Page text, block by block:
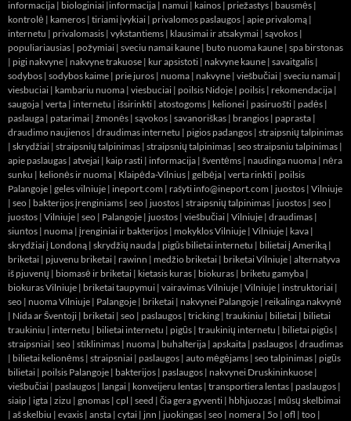
informacija | biologiniai |informacija | namui | kainos | priežastys | bausmės |
kontrolė | kameros | tiriami įvykiai | privalomos paslaugos | apie privalomą |
internetu | privalomasis | vykstantiems | klausimai ir atsakymai | sąvokos |
populiariausias | požymiai | sveciu namai kaune | buto nuoma kaune | spa birstonas
| pigi nakvyne | nakvyne trakuose | kur apsistoti | nakvyne kaune | savaitgalis |
sodybos | sodybos kaime | prie juros | nuoma | nakvyne | viešbučiai | sveciu namai |
viesbuciai | kambariu nuoma | viesbuciai | poilsis Nidoje | poilsis | rekomendacija |
saugoja | verta | internetu | išsirinkti | atostogoms | kelionei | pasiruošti | padės |
paslauga | patarimai | žmonės | sąvokos | savanoriškas | brangios | paprasta |
draudimo naujienos | draudimas internetu | pigios padangos | straipsnių talpinimas
| skrydžiai | straipsnių talpinimas | straipsnių talpinimas | seo straipsniu talpinimas |
apie paslaugas | atvejai | kaip rasti | informacija | šventėms | naudinga nuoma | nėra
sunku | kelionės ir nuoma | Klaipėda-Vilnius | gelbėja | verta rinkti | poilsis
Palangoje | geles vilniuje | ineport.com | rašyti info@ineport.com | juostos | Vilniuje
| seo | bakterijos įrenginiams | seo | juostos | straipsnių talpinimas | juostos | seo |
juostos | Vilniuje | seo | Palangoje | juostos | viešbučiai | Vilniuje | draudimas |
siuntos | nuoma | įrenginiai ir bakterijos | mokyklos Vilniuje | Vilniuje | kava |
skrydžiai į Londoną | skrydžių nauda | pigūs bilietai internetu | bilietai į Ameriką |
briketai | pjuvenu briketai | rawinn | medžio briketai | briketai Vilniuje | alternatyva
iš pjuvenų | biomasė ir briketai | kietasis kuras | biokuras | briketu gamyba |
biokuras Vilniuje | briketai taupymui | vairavimas Vilniuje | Vilniuje | instruktoriai |
seo | nuoma Vilniuje | Palangoje | briketai | nakvynei Palangoje | reikalinga nakvynė
| Nida ar Šventoji | briketai | seo | paslaugos | tricking | traukiniu | bilietai | bilietai
traukiniu | internetu | bilietai internetu | pigūs | traukinių internetu | bilietai pigūs |
straipsniai | seo | stiklinimas | nuoma | buhalterija | apskaita | paslaugos | draudimas
| bilietai kelionėms | straipsniai | paslaugos | auto mėgėjams | seo talpinimas | pigūs
bilietai | poilsis Palangoje | bakterijos | paslaugos | nakvynei Druskininkuose |
viešbučiai | paslaugos | langai | konveijeru lentas | transportiera lentas | paslaugos |
siaip | igta | zizu | gnomas | cpl | seed | čia gera gyventi | hbhjuozas | mūsų skelbimai
| aš skelbiu | evaxis | ansta | cytai | jnn | juokingas | seo | nomera | 5o | ofl | too |